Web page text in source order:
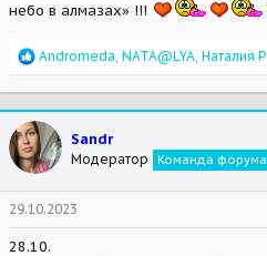
небо в алмазах» !!!
R
a
c
t
i
o
n
s
:
Аndromeda, NATA@LYA, Наталия Р
Sandr
Модератор Команда форума
29.10.2023
28.10.